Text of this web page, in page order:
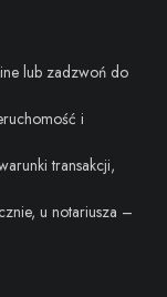
lub zadzwoń do
i
transakcji,
u notariusza –